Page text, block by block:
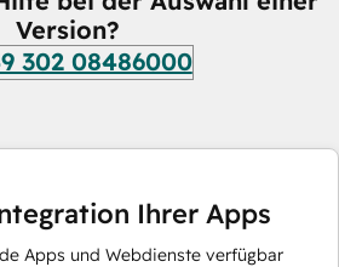
Version?
302 08486000
Ihrer Apps
Apps und Webdienste verfügbar